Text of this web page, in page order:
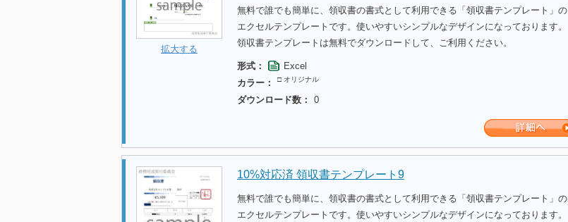
拡大する
無料で誰でも簡単に、領収書の書式として利用できる「領収書テンプレート」の
エクセルテンプレートです。使いやすいシンプルなデザインになっております。
領収書テンプレートは無料でダウンロードして、ご利用ください。
形式：
Excel
カラー：
□ オリジナル
ダウンロード数： 0
10%対応済 領収書テンプレート9
無料で誰でも簡単に、領収書の書式として利用できる「領収書テンプレート」の
エクセルテンプレートです。使いやすいシンプルなデザインになっております。